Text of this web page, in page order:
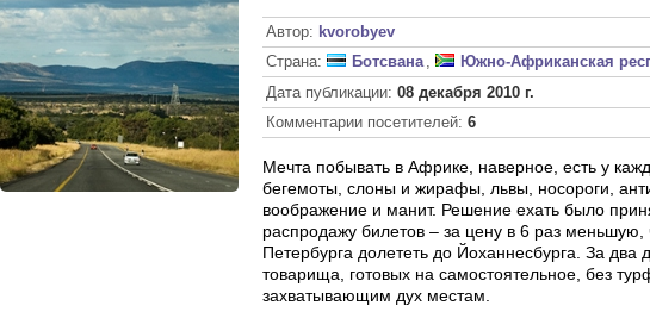
Автор: kvorobyev
Страна:
Ботсвана,
Южно-Африканская
Дата публикации:08 декабря 2010 г.
Комментарии посетителей:6
Мечта побывать в Африке, наверное, есть у
бегемоты, слоны и жирафы, львы, носороги,
воображение и манит. Решение ехать было
распродажу билетов – за цену в 6 раз
Петербурга долететь до Йоханнесбурга. За
товарища, готовых на самостоятельное, без
захватывающим дух местам.